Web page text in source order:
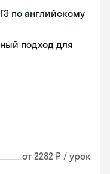
по английскому
подход для
от 2282 ₽ / урок